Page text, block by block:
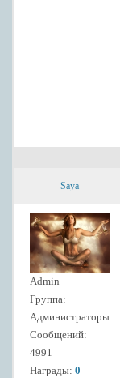
Saya
Admin
Группа:
Администраторы
Сообщений:
4991
Награды: 0